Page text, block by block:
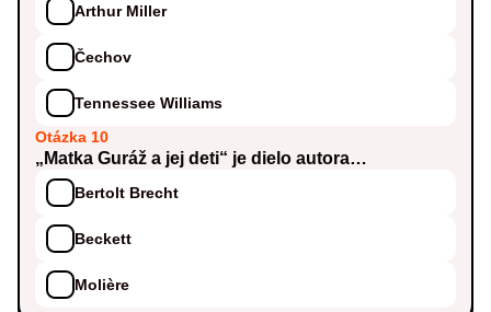
Arthur Miller
Čechov
Tennessee Williams
Otázka 10
„Matka Guráž a jej deti“ je dielo autora…
Bertolt Brecht
Beckett
Molière